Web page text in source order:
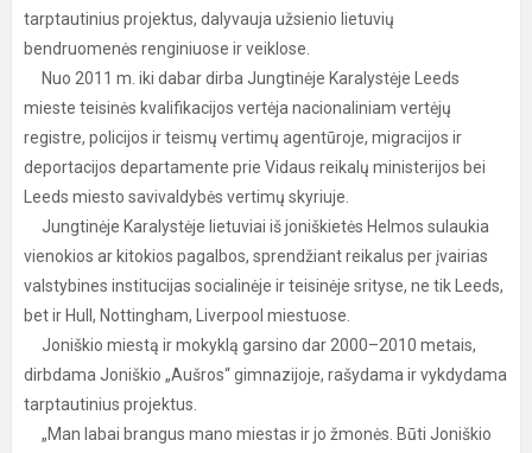
tarptautinius projektus, dalyvauja užsienio lietuvių
bendruomenės renginiuose ir veiklose.
Nuo 2011 m. iki dabar dirba Jungtinėje Karalystėje Leeds
mieste teisinės kvalifikacijos vertėja nacionaliniam vertėjų
registre, policijos ir teismų vertimų agentūroje, migracijos ir
deportacijos departamente prie Vidaus reikalų ministerijos bei
Leeds miesto savivaldybės vertimų skyriuje.
Jungtinėje Karalystėje lietuviai iš joniškietės Helmos sulaukia
vienokios ar kitokios pagalbos, sprendžiant reikalus per įvairias
valstybines institucijas socialinėje ir teisinėje srityse, ne tik Leeds,
bet ir Hull, Nottingham, Liverpool miestuose.
Joniškio miestą ir mokyklą garsino dar 2000–2010 metais,
dirbdama Joniškio „Aušros“ gimnazijoje, rašydama ir vykdydama
tarptautinius projektus.
„Man labai brangus mano miestas ir jo žmonės. Būti Joniškio